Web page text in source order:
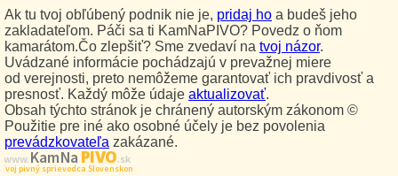
Ak tu tvoj obľúbený podnik nie je, pridaj ho a budeš jeho
zakladateľom. Páči sa ti KamNaPIVO? Povedz o ňom
kamarátom.Čo zlepšiť? Sme zvedaví na tvoj názor.
Uvádzané informácie pochádzajú v prevažnej miere
od verejnosti, preto nemôžeme garantovať ich pravdivosť a
presnosť. Každý môže údaje aktualizovať.
Obsah týchto stránok je chránený autorským zákonom ©
Použitie pre iné ako osobné účely je bez povolenia
prevádzkovateľa zakázané.
www.Kam NaPIVO.sk
Tvoj pivný sprievodca Slovenskom